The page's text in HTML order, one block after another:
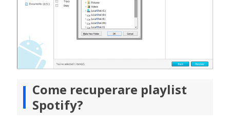
Come recuperare playlist
Spotify?